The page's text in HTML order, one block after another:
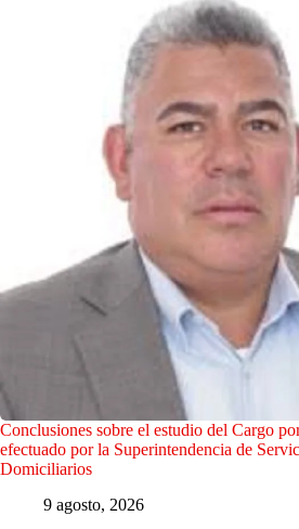
Conclusiones sobre el estudio del Cargo
efectuado por la Superintendencia de
Domiciliarios
9 agosto, 2026